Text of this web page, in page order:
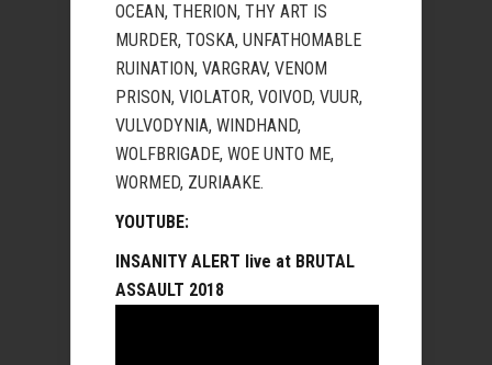
OCEAN, THERION, THY ART IS
MURDER, TOSKA, UNFATHOMABLE
RUINATION, VARGRAV, VENOM
PRISON, VIOLATOR, VOIVOD, VUUR,
VULVODYNIA, WINDHAND,
WOLFBRIGADE, WOE UNTO ME,
WORMED, ZURIAAKE.
YOUTUBE:
INSANITY ALERT live at BRUTAL
ASSAULT 2018